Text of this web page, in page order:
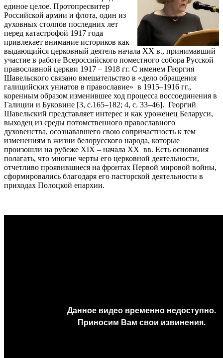
единое целое. Протопресвитер
Российской армии и флота, один из
духовных столпов последних лет
перед катастрофой 1917 года
привлекает внимание историков как
выдающийся церковный деятель начала XX в., принимавший
участие в работе Всероссийского поместного собора Русской
православной церкви 1917 – 1918 гг. С именем Георгия
Шавельского связано вмешательство в «дело обращения
галицийских униатов в православие» в 1915–1916 гг.,
коренным образом изменившее ход процесса воссоединения в
Галиции и Буковине [3, с.165–182; 4, с. 33–46]. Георгий
Шавельский представляет интерес и как уроженец Беларуси,
выходец из среды потомственного православного
духовенства, осознававшего свою сопричастность к тем
изменениям в жизни белорусского народа, которые
произошли на рубеже XIX – начала XX вв. Есть основания
полагать, что многие черты его церковной деятельности,
отчетливо проявившиеся на фронтах Первой мировой войны,
сформировались благодаря его пасторской деятельности в
приходах Полоцкой епархии.